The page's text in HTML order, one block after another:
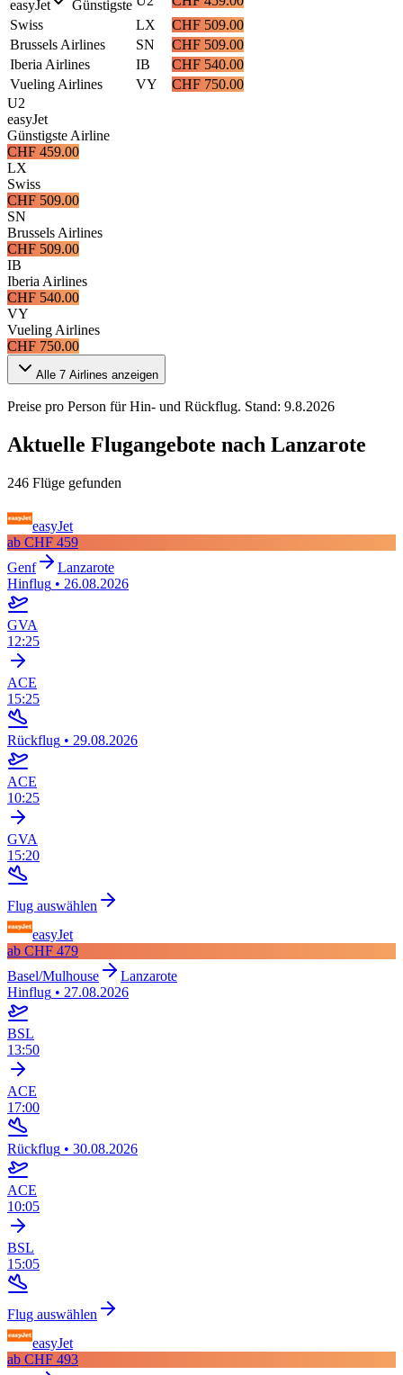
easyJet Günstigste
Swiss
LX
CHF 509.00
Brussels Airlines
SN
CHF 509.00
Iberia Airlines
IB
CHF 540.00
Vueling Airlines
VY
CHF 750.00
U2
easyJet
Günstigste Airline
CHF 459.00
LX
Swiss
CHF 509.00
SN
Brussels Airlines
CHF 509.00
IB
Iberia Airlines
CHF 540.00
VY
Vueling Airlines
CHF 750.00
Alle 7 Airlines anzeigen
Preise pro Person für Hin- und Rückflug. Stand: 9.8.2026
Aktuelle Flugangebote nach Lanzarote
246 Flüge gefunden
easyJet
ab CHF 459
Genf
Lanzarote
Hinflug • 26.08.2026
GVA
12:25
ACE
15:25
Rückflug • 29.08.2026
ACE
10:25
GVA
15:20
Flug auswählen
easyJet
ab CHF 479
Basel/Mulhouse
Lanzarote
Hinflug • 27.08.2026
BSL
13:50
ACE
17:00
Rückflug • 30.08.2026
ACE
10:05
BSL
15:05
Flug auswählen
easyJet
ab CHF 493